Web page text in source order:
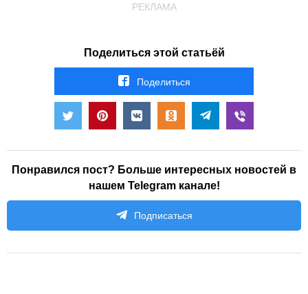
РЕКЛАМА
Поделиться этой статьёй
Поделиться
Понравился пост? Больше интересных новостей в
нашем Telegram канале!
Подписаться